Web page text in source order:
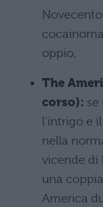
oppio.
The
corso): se
l'intrigo e
nella
vicende di
una
America